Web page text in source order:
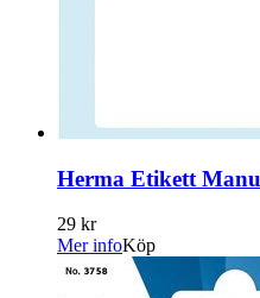
Herma Etikett
29 kr
Mer infoKöp